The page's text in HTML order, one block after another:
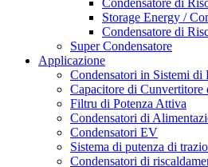
Condensatore di
Storage Energy /
Condensatore di
Super Condensatore
Applicazione
Condensatori in Sistemi
Capacitore di Cunvertitore
Filtru di Potenza Attiva
Condensatori di
Condensatori EV
Sistema di putenza di
Condensatori di